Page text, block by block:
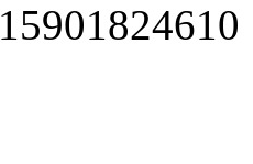
15901824610